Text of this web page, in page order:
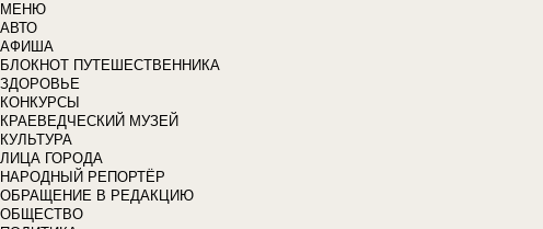
МЕНЮ
АВТО
АФИША
БЛОКНОТ ПУТЕШЕСТВЕННИКА
ЗДОРОВЬЕ
КОНКУРСЫ
КРАЕВЕДЧЕСКИЙ МУЗЕЙ
КУЛЬТУРА
ЛИЦА ГОРОДА
НАРОДНЫЙ РЕПОРТЁР
ОБРАЩЕНИЕ В РЕДАКЦИЮ
ОБЩЕСТВО